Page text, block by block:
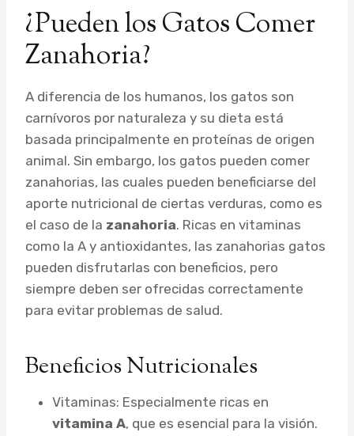
¿Pueden los Gatos Comer
Zanahoria?
A diferencia de los humanos, los gatos son
carnívoros por naturaleza y su dieta está
basada principalmente en proteínas de origen
animal. Sin embargo, los gatos pueden comer
zanahorias, las cuales pueden beneficiarse del
aporte nutricional de ciertas verduras, como es
el caso de la zanahoria. Ricas en vitaminas
como la A y antioxidantes, las zanahorias gatos
pueden disfrutarlas con beneficios, pero
siempre deben ser ofrecidas correctamente
para evitar problemas de salud.
Beneficios Nutricionales
Vitaminas: Especialmente ricas en
vitamina A, que es esencial para la visión.